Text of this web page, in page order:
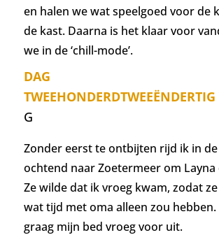
en halen we wat speelgoed voor de
de kast. Daarna is het klaar voor
we in de ‘chill-mode’.
DAG
TWEEHONDERDTWEEËNDERTIG
G
Zonder eerst te ontbijten rijd ik in
ochtend naar Zoetermeer om Layna
Ze wilde dat ik vroeg kwam, zodat
wat tijd met oma alleen zou
graag mijn bed vroeg voor uit.